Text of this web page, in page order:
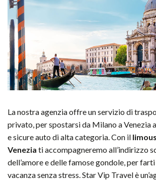
La nostra agenzia offre un servizio di
privato, per spostarsi da Milano a Venezia
e sicure auto di alta categoria. Con il
Venezia ti accompagneremo all’indirizzo
dell’amore e delle famose gondole, per
vacanza senza stress.Star Vip Travel è